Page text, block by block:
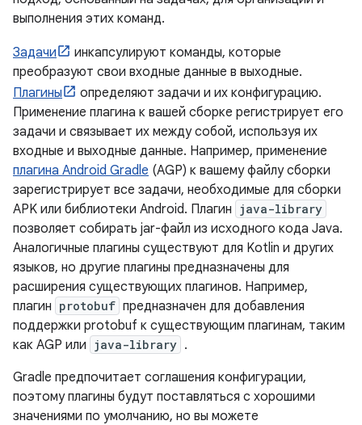
выполнения этих команд.
Задачи
инкапсулируют команды, которые
преобразуют свои входные данные в выходные.
Плагины
определяют задачи и их конфигурацию.
Применение плагина к вашей сборке регистрирует его
задачи и связывает их между собой, используя их
входные и выходные данные. Например, применение
плагина Android Gradle (AGP) к вашему файлу сборки
зарегистрирует все задачи, необходимые для сборки
APK или библиотеки Android. Плагин java-library
позволяет собирать jar-файл из исходного кода Java.
Аналогичные плагины существуют для Kotlin и других
языков, но другие плагины предназначены для
расширения существующих плагинов. Например,
плагин protobuf предназначен для добавления
поддержки protobuf к существующим плагинам, таким
как AGP или java-library .
Gradle предпочитает соглашения конфигурации,
поэтому плагины будут поставляться с хорошими
значениями по умолчанию, но вы можете